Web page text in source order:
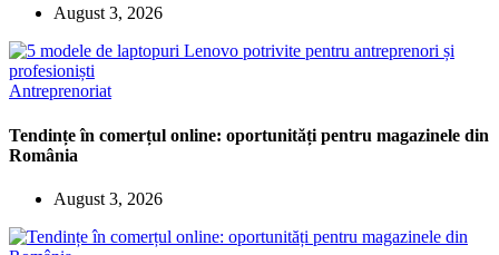
August 3, 2026
Antreprenoriat
Tendințe în comerțul online: oportunități pentru magazinele din
România
August 3, 2026